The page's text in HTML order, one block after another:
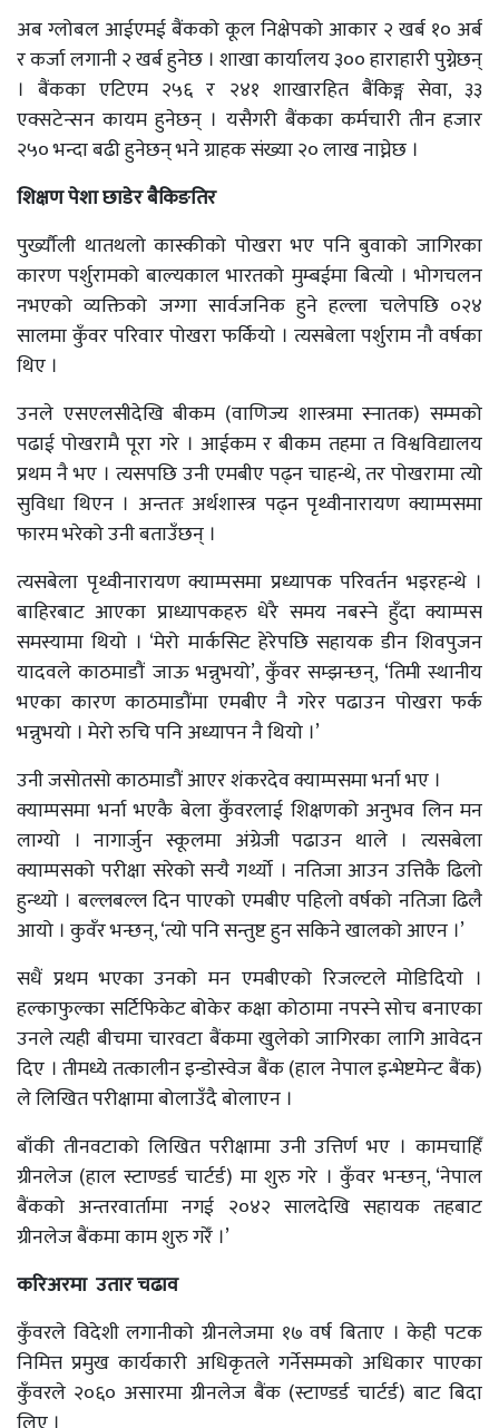
अब ग्लोबल आईएमई बैंकको कूल निक्षेपको आकार २ खर्ब १० अर्ब
र कर्जा लगानी २ खर्ब हुनेछ । शाखा कार्यालय ३०० हाराहारी पुग्नेछन्
। बैंकका एटिएम २५६ र २४१ शाखारहित बैंकिङ्ग सेवा, ३३
एक्सटेन्सन कायम हुनेछन् । यसैगरी बैंकका कर्मचारी तीन हजार
२५० भन्दा बढी हुनेछन् भने ग्राहक संख्या २० लाख नाघ्नेछ ।
शिक्षण पेशा छाडेर बैकिङतिर
पुर्ख्यौली थातथलो कास्कीको पोखरा भए पनि बुवाको जागिरका
कारण पर्शुरामको बाल्यकाल भारतको मुम्बईमा बित्यो । भोगचलन
नभएको व्यक्तिको जग्गा सार्वजनिक हुने हल्ला चलेपछि ०२४
सालमा कुँवर परिवार पोखरा फर्कियो । त्यसबेला पर्शुराम नौ वर्षका
थिए ।
उनले एसएलसीदेखि बीकम (वाणिज्य शास्त्रमा स्नातक) सम्मको
पढाई पोखरामै पूरा गरे । आईकम र बीकम तहमा त विश्वविद्यालय
प्रथम नै भए । त्यसपछि उनी एमबीए पढ्न चाहन्थे, तर पोखरामा त्यो
सुविधा थिएन । अन्ततः अर्थशास्त्र पढ्न पृथ्वीनारायण क्याम्पसमा
फारम भरेको उनी बताउँछन् ।
त्यसबेला पृथ्वीनारायण क्याम्पसमा प्रध्यापक परिवर्तन भइरहन्थे ।
बाहिरबाट आएका प्राध्यापकहरु धेरै समय नबस्ने हुँदा क्याम्पस
समस्यामा थियो । ‘मेरो मार्कसिट हेरेपछि सहायक डीन शिवपुजन
यादवले काठमाडौं जाऊ भन्नुभयो’, कुँवर सम्झन्छन्, ‘तिमी स्थानीय
भएका कारण काठमाडौंमा एमबीए नै गरेर पढाउन पोखरा फर्क
भन्नुभयो । मेरो रुचि पनि अध्यापन नै थियो ।’
उनी जसोतसो काठमाडौं आएर शंकरदेव क्याम्पसमा भर्ना भए ।
क्याम्पसमा भर्ना भएकै बेला कुँवरलाई शिक्षणको अनुभव लिन मन
लाग्यो । नागार्जुन स्कूलमा अंग्रेजी पढाउन थाले । त्यसबेला
क्याम्पसको परीक्षा सरेको सर्‍यै गर्थ्यो । नतिजा आउन उत्तिकै ढिलो
हुन्थ्यो । बल्लबल्ल दिन पाएको एमबीए पहिलो वर्षको नतिजा ढिलै
आयो । कुवँर भन्छन्, ‘त्यो पनि सन्तुष्ट हुन सकिने खालको आएन ।’
सधैं प्रथम भएका उनको मन एमबीएको रिजल्टले मोडिदियो ।
हल्काफुल्का सर्टिफिकेट बोकेर कक्षा कोठामा नपस्ने सोच बनाएका
उनले त्यही बीचमा चारवटा बैंकमा खुलेको जागिरका लागि आवेदन
दिए । तीमध्ये तत्कालीन इन्डोस्वेज बैंक (हाल नेपाल इन्भेष्टमेन्ट बैंक)
ले लिखित परीक्षामा बोलाउँदै बोलाएन ।
बाँकी तीनवटाको लिखित परीक्षामा उनी उत्तिर्ण भए । कामचाहिँ
ग्रीनलेज (हाल स्टाण्डर्ड चार्टर्ड) मा शुरु गरे । कुँवर भन्छन्, ‘नेपाल
बैंकको अन्तरवार्तामा नगई २०४२ सालदेखि सहायक तहबाट
ग्रीनलेज बैंकमा काम शुरु गरेँ ।’
करिअरमा उतार चढाव
कुँवरले विदेशी लगानीको ग्रीनलेजमा १७ वर्ष बिताए । केही पटक
निमित्त प्रमुख कार्यकारी अधिकृतले गर्नेसम्मको अधिकार पाएका
कुँवरले २०६० असारमा ग्रीनलेज बैंक (स्टाण्डर्ड चार्टर्ड) बाट बिदा